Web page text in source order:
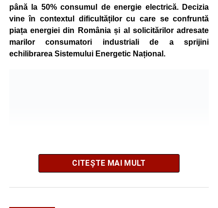
până la 50% consumul de energie electrică. Decizia
vine în contextul dificultăților cu care se confruntă
piața energiei din România și al solicitărilor adresate
marilor consumatori industriali de a sprijini
echilibrarea Sistemului Energetic Național.
CITEȘTE MAI MULT